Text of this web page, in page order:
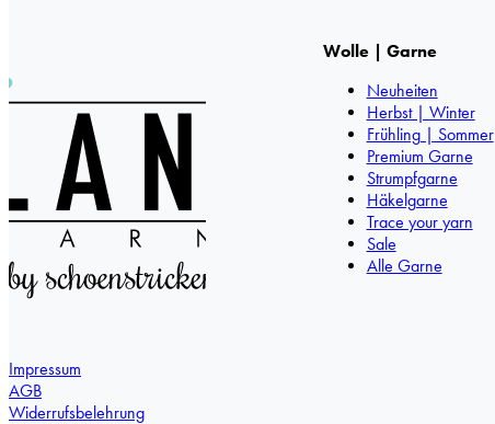
Wolle | Garne
Neuheiten
Herbst | Winter
Frühling | Sommer
Premium Garne
Strumpfgarne
Häkelgarne
Trace your yarn
Sale
Alle Garne
Impressum
AGB
Widerrufsbelehrung